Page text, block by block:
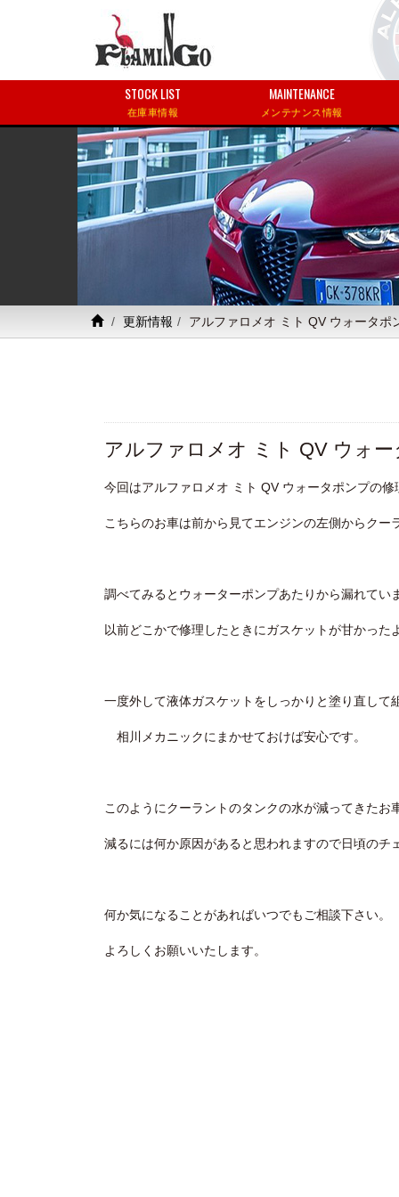
STOCK LIST
在庫車情報
MAINTENANCE
メンテナンス情報
更新情報 アルファロメオ ミト QV ウォータポ
アルファロメオ ミト QV ウォ
今回はアルファロメオ ミト QV ウォータポンプの修
こちらのお車は前から見てエンジンの左側からクー
調べてみるとウォーターポンプあたりから漏れてい
以前どこかで修理したときにガスケットが甘かった
一度外して液体ガスケットをしっかりと塗り直して
相川メカニックにまかせておけば安心です。
このようにクーラントのタンクの水が減ってきた
減るには何か原因があると思われますので日頃のチ
何か気になることがあればいつでもご相談下さい。
よろしくお願いいたします。